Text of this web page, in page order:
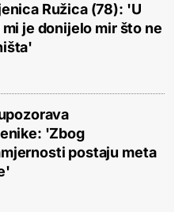
Ružica (78): 'U
je donijelo mir što ne
'Zbog
postaju meta